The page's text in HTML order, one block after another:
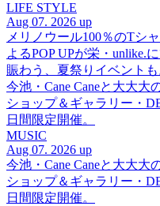
LIFE STYLE
Aug 07. 2026 up
メリノウール100％のTシ
よるPOP UPが栄・unlike.
賑わう、夏祭りイベントも
今池・Cane Caneと大大大
ショップ＆ギャラリー・
日間限定開催。
MUSIC
Aug 07. 2026 up
今池・Cane Caneと大大大
ショップ＆ギャラリー・
日間限定開催。